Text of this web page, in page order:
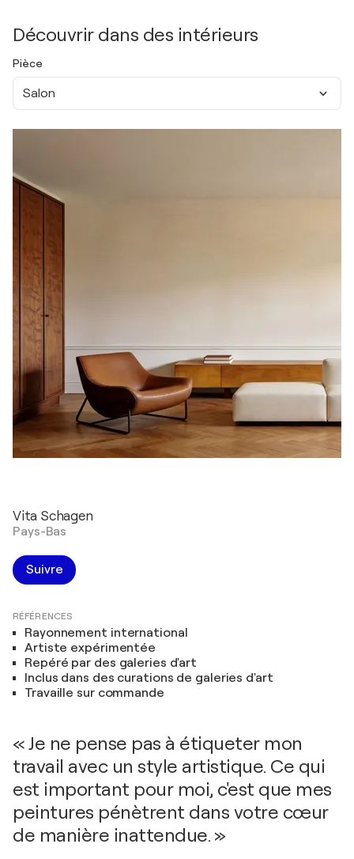
Découvrir dans des intérieurs
Pièce
Salon
Vita Schagen
Pays-Bas
Suivre
RÉFÉRENCES
Rayonnement international
Artiste expérimentée
Repéré par des galeries d'art
Inclus dans des curations de galeries d'art
Travaille sur commande
« Je ne pense pas à étiqueter mon
travail avec un style artistique. Ce qui
est important pour moi, c'est que mes
peintures pénètrent dans votre cœur
de manière inattendue. »